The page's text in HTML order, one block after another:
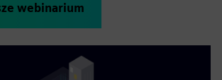
webinarium